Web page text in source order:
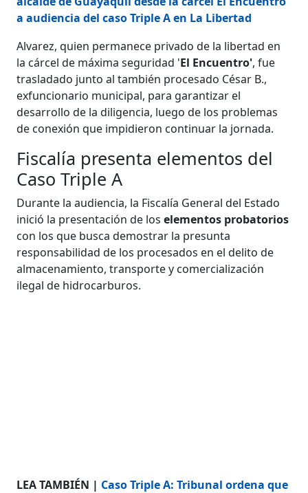
a audiencia del caso Triple A en La Libertad
Alvarez, quien permanece privado de la libertad en
la cárcel de máxima seguridad 'El Encuentro', fue
trasladado junto al también procesado César B.,
exfuncionario municipal, para garantizar el
desarrollo de la diligencia, luego de los problemas
de conexión que impidieron continuar la jornada.
Fiscalía presenta elementos del
Caso Triple A
Durante la audiencia, la Fiscalía General del Estado
inició la presentación de loselementos probatorios
con los que busca demostrar la presunta
responsabilidad de los procesados en el delito de
almacenamiento, transporte y comercialización
ilegal de hidrocarburos.
LEA TAMBIÉN | Caso Triple A: Tribunal ordena que